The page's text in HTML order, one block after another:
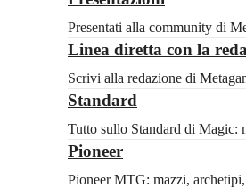
Presentati alla community di
Linea diretta con la
Scrivi alla redazione di
Standard
Tutto sullo Standard di Magic:
Pioneer
Pioneer MTG: mazzi,